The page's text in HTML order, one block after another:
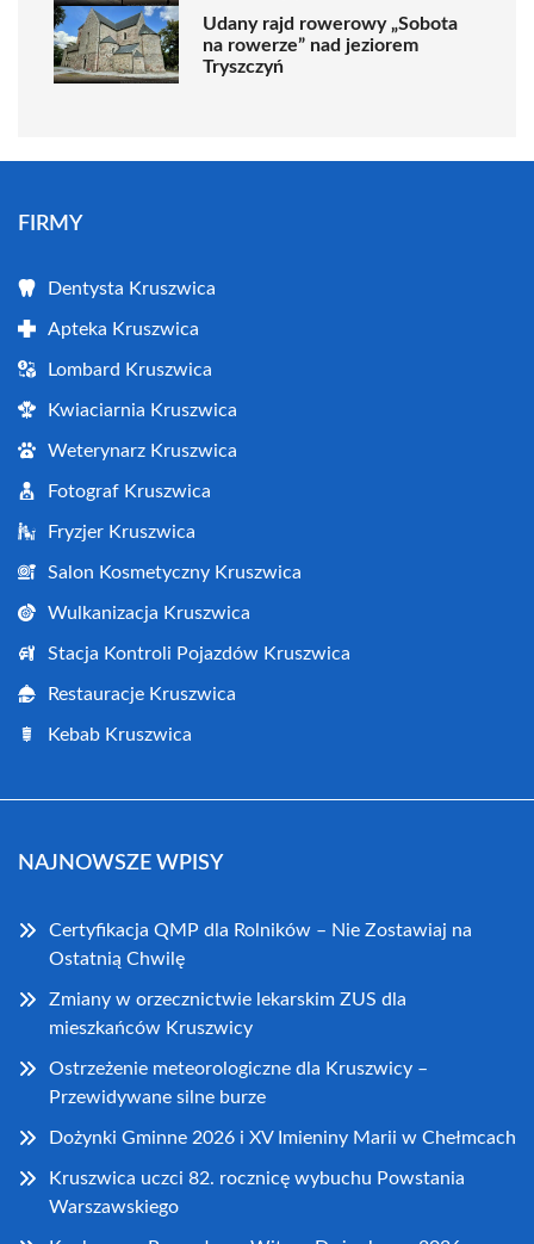
Udany rajd rowerowy „Sobota
na rowerze” nad jeziorem
Tryszczyń
FIRMY
Dentysta Kruszwica
Apteka Kruszwica
Lombard Kruszwica
Kwiaciarnia Kruszwica
Weterynarz Kruszwica
Fotograf Kruszwica
Fryzjer Kruszwica
Salon Kosmetyczny Kruszwica
Wulkanizacja Kruszwica
Stacja Kontroli Pojazdów Kruszwica
Restauracje Kruszwica
Kebab Kruszwica
NAJNOWSZE WPISY
Certyfikacja QMP dla Rolników – Nie Zostawiaj na
Ostatnią Chwilę
Zmiany w orzecznictwie lekarskim ZUS dla
mieszkańców Kruszwicy
Ostrzeżenie meteorologiczne dla Kruszwicy –
Przewidywane silne burze
Dożynki Gminne 2026 i XV Imieniny Marii w Chełmcach
Kruszwica uczci 82. rocznicę wybuchu Powstania
Warszawskiego